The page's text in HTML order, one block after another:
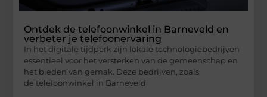
Ontdek de telefoonwinkel in Barneveld en
verbeter je telefoonervaring
In het digitale tijdperk zijn lokale technologiebedrijven
essentieel voor het versterken van de gemeenschap en
het bieden van gemak. Deze bedrijven, zoals
de telefoonwinkel in Barneveld